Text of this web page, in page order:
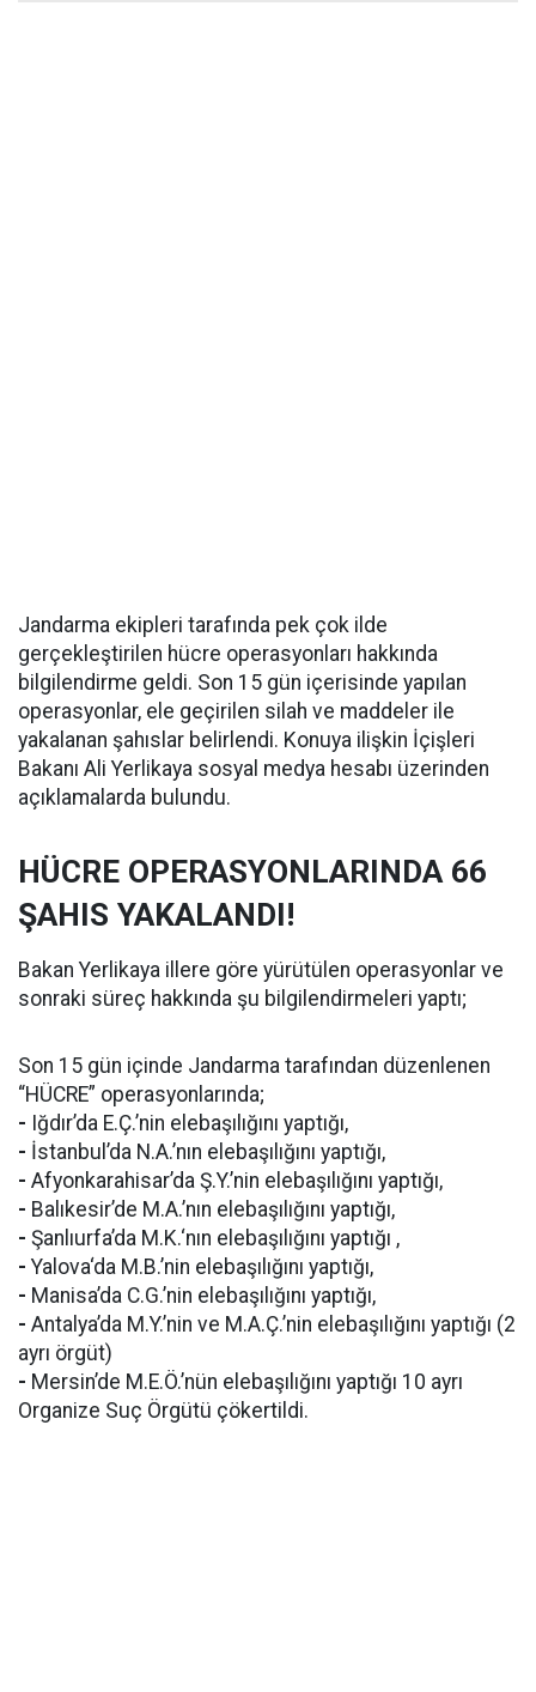
Jandarma ekipleri tarafında pek çok ilde
gerçekleştirilen hücre operasyonları hakkında
bilgilendirme geldi. Son 15 gün içerisinde yapılan
operasyonlar, ele geçirilen silah ve maddeler ile
yakalanan şahıslar belirlendi. Konuya ilişkin İçişleri
Bakanı Ali Yerlikaya sosyal medya hesabı üzerinden
açıklamalarda bulundu.
HÜCRE OPERASYONLARINDA 66
ŞAHIS YAKALANDI!
Bakan Yerlikaya illere göre yürütülen operasyonlar ve
sonraki süreç hakkında şu bilgilendirmeleri yaptı;
Son 15 gün içinde Jandarma tarafından düzenlenen
“HÜCRE” operasyonlarında;
- Iğdır’da E.Ç.’nin elebaşılığını yaptığı,
- İstanbul’da N.A.’nın elebaşılığını yaptığı,
- Afyonkarahisar’da Ş.Y.’nin elebaşılığını yaptığı,
- Balıkesir’de M.A.’nın elebaşılığını yaptığı,
- Şanlıurfa’da M.K.‘nın elebaşılığını yaptığı ,
- Yalova‘da M.B.’nin elebaşılığını yaptığı,
- Manisa’da C.G.’nin elebaşılığını yaptığı,
- Antalya’da M.Y.’nin ve M.A.Ç.’nin elebaşılığını yaptığı (2
ayrı örgüt)
- Mersin’de M.E.Ö.’nün elebaşılığını yaptığı 10 ayrı
Organize Suç Örgütü çökertildi.